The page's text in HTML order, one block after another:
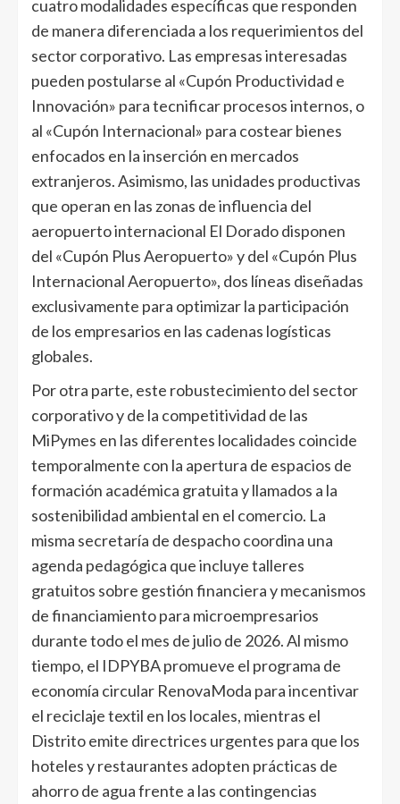
cuatro modalidades específicas que responden
de manera diferenciada a los requerimientos del
sector corporativo. Las empresas interesadas
pueden postularse al «Cupón Productividad e
Innovación» para tecnificar procesos internos, o
al «Cupón Internacional» para costear bienes
enfocados en la inserción en mercados
extranjeros. Asimismo, las unidades productivas
que operan en las zonas de influencia del
aeropuerto internacional El Dorado disponen
del «Cupón Plus Aeropuerto» y del «Cupón Plus
Internacional Aeropuerto», dos líneas diseñadas
exclusivamente para optimizar la participación
de los empresarios en las cadenas logísticas
globales.
Por otra parte, este robustecimiento del sector
corporativo y de la competitividad de las
MiPymes en las diferentes localidades coincide
temporalmente con la apertura de espacios de
formación académica gratuita y llamados a la
sostenibilidad ambiental en el comercio. La
misma secretaría de despacho coordina una
agenda pedagógica que incluye talleres
gratuitos sobre gestión financiera y mecanismos
de financiamiento para microempresarios
durante todo el mes de julio de 2026. Al mismo
tiempo, el IDPYBA promueve el programa de
economía circular RenovaModa para incentivar
el reciclaje textil en los locales, mientras el
Distrito emite directrices urgentes para que los
hoteles y restaurantes adopten prácticas de
ahorro de agua frente a las contingencias